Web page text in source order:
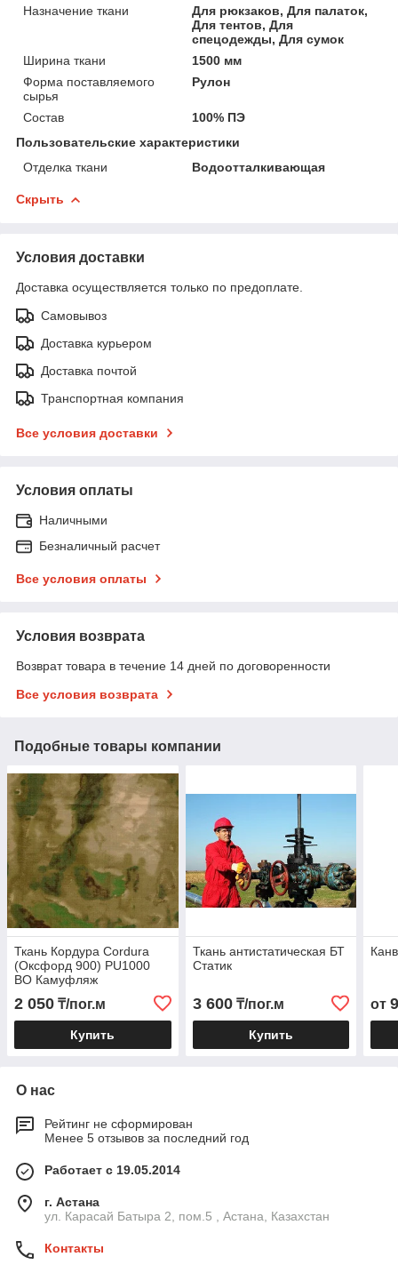
Назначение ткани
Для рюкзаков, Для палаток,
Для тентов, Для
спецодежды, Для сумок
Ширина ткани
1500 мм
Форма поставляемого
сырья
Рулон
Состав
100% ПЭ
Пользовательские характеристики
Отделка ткани
Водоотталкивающая
Скрыть
Условия доставки
Доставка осуществляется только по предоплате.
Самовывоз
Доставка курьером
Доставка почтой
Транспортная компания
Все условия доставки
Условия оплаты
Наличными
Безналичный расчет
Все условия оплаты
Условия возврата
Возврат товара в течение 14 дней по договоренности
Все условия возврата
Подобные товары компании
Ткань Кордура Cordura
(Оксфорд 900) PU1000
ВО Камуфляж
2 050 ₸/пог.м
Купить
Ткань антистатическая БТ
Статик
3 600₸/пог.м
Купить
от
О нас
Рейтинг не сформирован
Менее 5 отзывов за последний год
Работает с 19.05.2014
г. Астана
ул. Карасай Батыра 2, пом.5 , Астана, Казахстан
Контакты